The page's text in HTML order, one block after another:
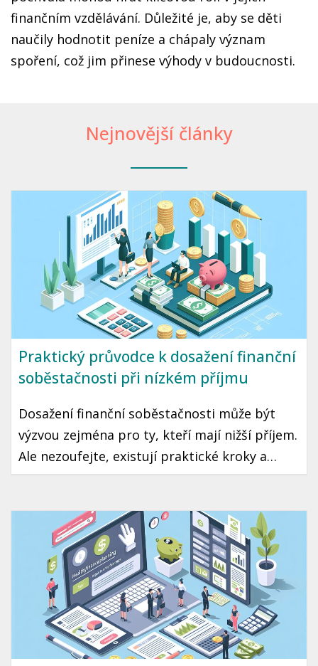
finančním vzdělávání. Důležité je, aby se děti
naučily hodnotit peníze a chápaly význam
spoření, což jim přinese výhody v budoucnosti.
Nejnovější články
Praktický průvodce k dosažení finanční
soběstačnosti při nízkém příjmu
Dosažení finanční soběstačnosti může být
výzvou zejména pro ty, kteří mají nižší příjem.
Ale nezoufejte, existují praktické kroky a
strategie, které vám mohou pomoci tento cíl
šetřit a investovat i s omezeným rozpočtem.